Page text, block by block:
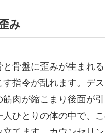
み
骨盤に歪みが生まれ
指令が乱れます。デ
肉が縮こまり後面が
ひとりの体の中で、